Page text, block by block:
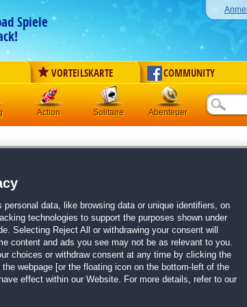
Spiele
VORTEILSKARTE COMMUNITY
Action Solitaire Abenteuer
Art 15
von 6 Mitgliedern
| Größe: 39.5 MB
brandneue Ausmalbilder
pur
für Groß und Klein
personal data, like browsing data or unique identifiers, on
technologies to support the purposes shown under
Selecting Reject All or withdrawing your consent will
content and ads you see may not be as relevant to you.
choices or withdraw consent at any time by clicking the
webpage [or the floating icon on the bottom-left of the
effect within our Website. For more details, refer to our